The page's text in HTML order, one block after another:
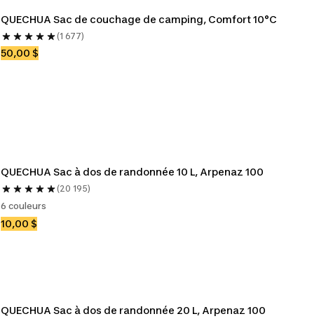
QUECHUA Sac de couchage de camping, Comfort 10°C
(1 677)
50,00 $
QUECHUA Sac à dos de randonnée 10 L, Arpenaz 100
(20 195)
6 couleurs
10,00 $
QUECHUA Sac à dos de randonnée 20 L, Arpenaz 100